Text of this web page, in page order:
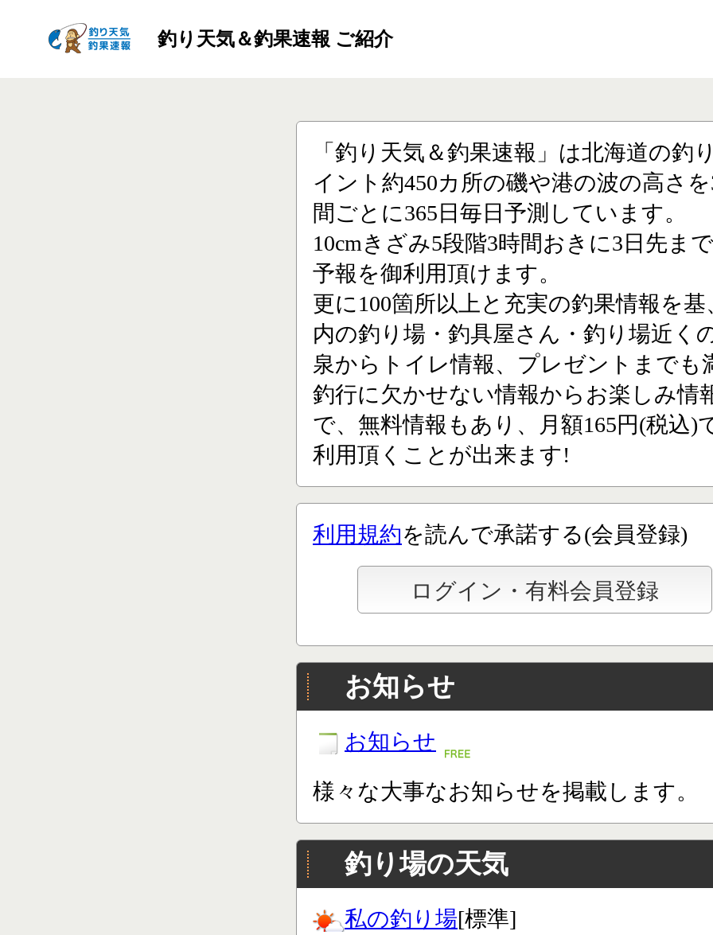
釣り天気＆釣果速報 ご紹介
「釣り天気＆釣果速報」は北海道の釣
イント約450カ所の磯や港の波の高さ
間ごとに365日毎日予測しています。
10cmきざみ5段階3時間おきに3日先ま
予報を御利用頂けます。
更に100箇所以上と充実の釣果情報を基
内の釣り場・釣具屋さん・釣り場近く
泉からトイレ情報、プレゼントまでも
釣行に欠かせない情報からお楽しみ情
で、無料情報もあり、月額165円(税込)
利用頂くことが出来ます!
利用規約を読んで承諾する(会員登録)
お知らせ
お知らせ
様々な大事なお知らせを掲載します。
釣り場の天気
私の釣り場[標準]